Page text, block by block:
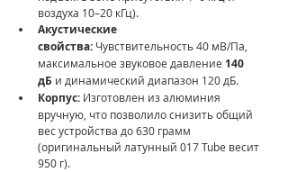
воздуха 10–20 кГц).
Акустические
свойства: Чувствительность 40 мВ/Па,
максимальное звуковое давление 140
дБ и динамический диапазон 120 дБ.
Корпус: Изготовлен из алюминия
вручную, что позволило снизить общий
вес устройства до 630 грамм
(оригинальный латунный 017 Tube весит
950 г).